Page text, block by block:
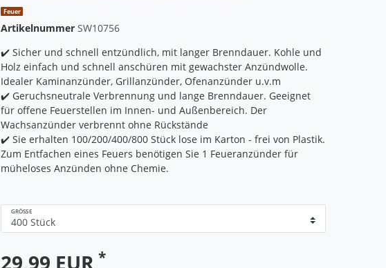
Feuer
Artikelnummer SW10756
✔️ Sicher und schnell entzündlich, mit langer Brenndauer. Kohle und
Holz einfach und schnell anschüren mit gewachster Anzündwolle.
Idealer Kaminanzünder, Grillanzünder, Ofenanzünder u.v.m
✔️ Geruchsneutrale Verbrennung und lange Brenndauer. Geeignet
für offene Feuerstellen im Innen- und Außenbereich. Der
Wachsanzünder verbrennt ohne Rückstände
✔️ Sie erhalten 100/200/400/800 Stück lose im Karton - frei von Plastik.
Zum Entfachen eines Feuers benötigen Sie 1 Feueranzünder für
müheloses Anzünden ohne Chemie.
GRÖSSE
29,99 EUR *